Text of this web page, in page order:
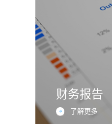
财务报告
了解更多